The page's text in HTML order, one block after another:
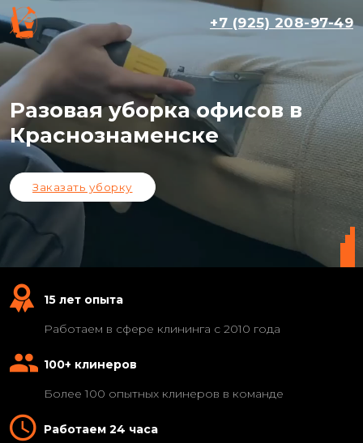
+7 (925) 208-97-49
Разовая уборка офисов в
Краснознаменске
Заказать уборку
15 лет опыта
Работаем в сфере клининга с 2010 года
100+ клинеров
Более 100 опытных клинеров в команде
Работаем 24 часа